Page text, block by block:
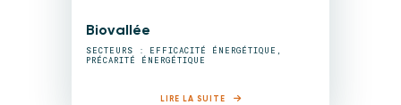
Biovallée
SECTEURS : EFFICACITÉ ÉNERGÉTIQUE,
PRÉCARITÉ ÉNERGÉTIQUE
LIRE LA SUITE